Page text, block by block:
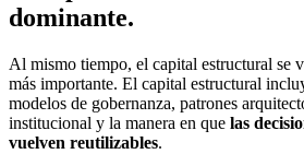
dominante.
Al mismo tiempo, el capital estructural se
más importante. El capital estructural
modelos de gobernanza, patrones
institucional y la manera en que las
vuelven reutilizables.